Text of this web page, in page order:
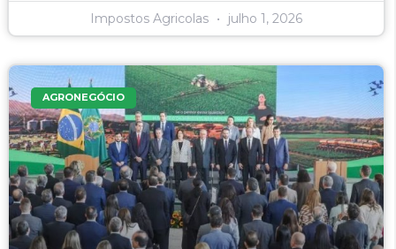
Impostos Agricolas julho 1, 2026
AGRONEGÓCIO